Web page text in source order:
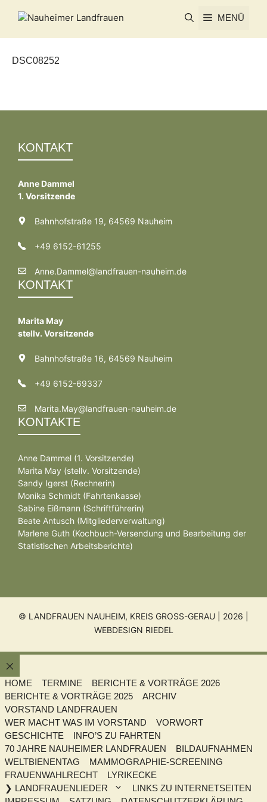
Inhalt
MENÜ
DSC08252
KONTAKT
Anne Dammel
1. Vorsitzende
Bahnhofstraße 19, 64569 Nauheim
+49 6152-61255
Anne.Dammel@landfrauen-nauheim.de
KONTAKT
Marita May
stellv. Vorsitzende
Bahnhofstraße 16, 64569 Nauheim
+49 6152-69337
Marita.May@landfrauen-nauheim.de
KONTAKTE
Anne Dammel (1. Vorsitzende)
Marita May (stellv. Vorsitzende)
Sandy Igerst (Rechnerin)
Monika Schmidt (Fahrtenkasse)
Sabine Eißmann (Schriftführerin)
Beate Antusch (Mitgliederverwaltung)
Marlene Guth (Kochbuch-Versendung und Bearbeitung der
Statistischen Arbeitsberichte)
© LANDFRAUEN NAUHEIM, KREIS GROSS-GERAU | 2026 |
WEBDESIGN RIEDEL
Schließen
HOME
TERMINE
BERICHTE & VORTRÄGE 2026
BERICHTE & VORTRÄGE 2025
ARCHIV
VORSTAND LANDFRAUEN
WER MACHT WAS IM VORSTAND
VORWORT
GESCHICHTE
INFO’S ZU FAHRTEN
70 JAHRE NAUHEIMER LANDFRAUEN
BILDAUFNAHMEN
WELTBIENENTAG
MAMMOGRAPHIE-SCREENING
FRAUENWAHLRECHT
LYRIKECKE
❯ LANDFRAUENLIEDER
LINKS ZU INTERNETSEITEN